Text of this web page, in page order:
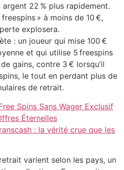
22 % plus rapidement.
» à moins de 10 €,
explosera.
: un joueur qui mise 100 €
et qui utilise 5 freespins
gains, contre 3 € lorsqu’il
le tout en perdant plus de
de retrait.
Spins Sans Wager Exclusif
Éternelles
: la vérité crue que les
varient selon les pays, un